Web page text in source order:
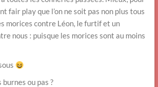
fair play que l’on ne soit pas non plus tous
morices contre Léon, le furtif et un
nous : puisque les morices sont au moins
burnes ou pas ?